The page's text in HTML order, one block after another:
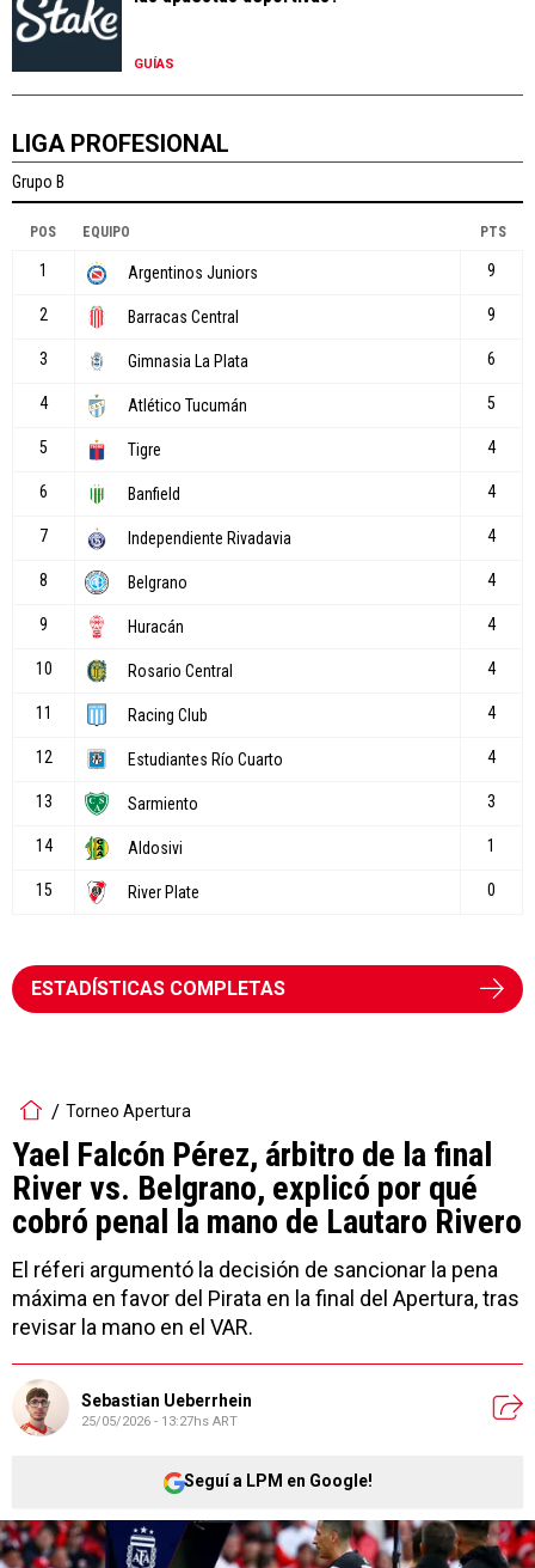
GUÍAS
LIGA PROFESIONAL
ESTADÍSTICAS COMPLETAS
Torneo Apertura
Yael Falcón Pérez, árbitro de la final
River vs. Belgrano, explicó por qué
cobró penal la mano de Lautaro Rivero
El réferi argumentó la decisión de sancionar la pena
máxima en favor del Pirata en la final del Apertura, tras
revisar la mano en el VAR.
Sebastian Ueberrhein
25/05/2026 - 13:27hs ART
Seguí a LPM en Google!